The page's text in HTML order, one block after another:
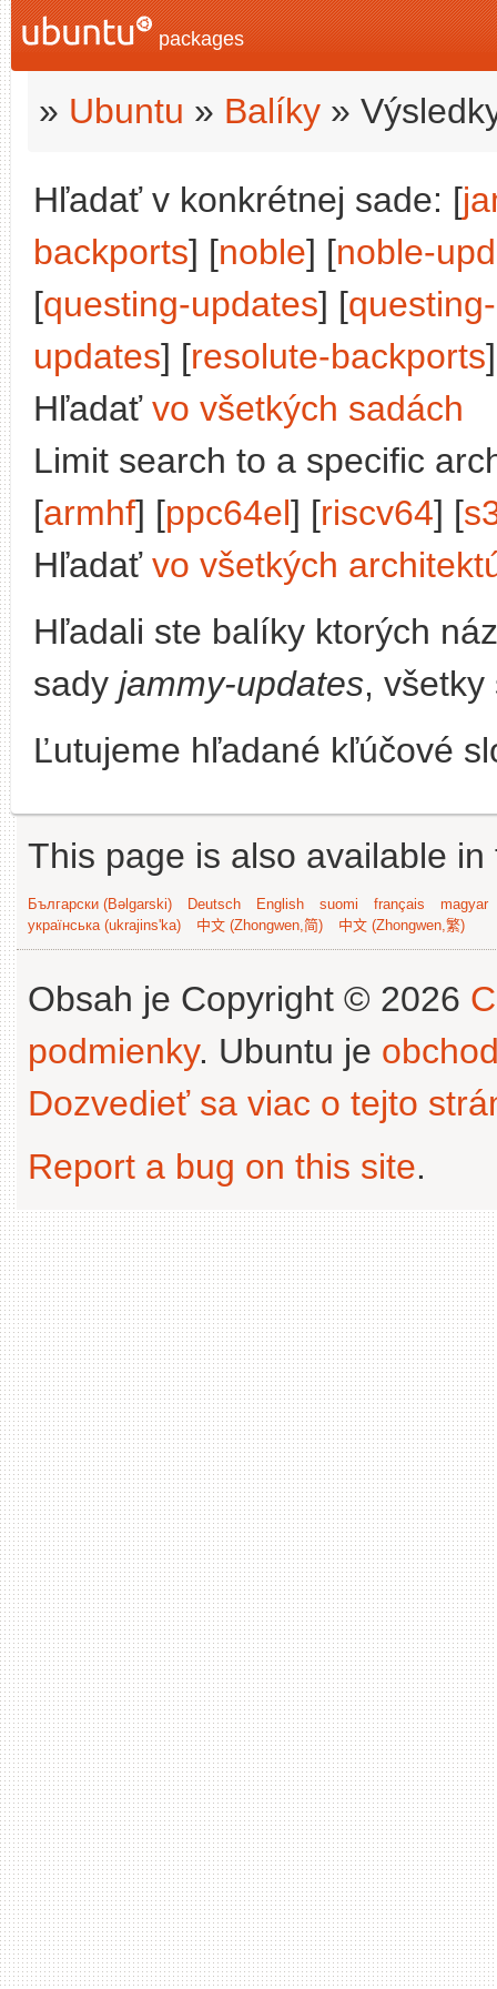
packages
» Ubuntu » Balíky »
Hľadať v konkrétnej sade: [
backports] [noble] [noble-
[questing-updates] [
updates] [resolute-backports
Hľadať vo všetkých sadách
Limit search to a specific
[armhf] [ppc64el] [riscv64] [
Hľadať vo všetkých
Hľadali ste balíky ktorých
sady jammy-updates,
Ľutujeme hľadané kľúčové
This page is also available
Български (Bəlgarski) Deutsch English suomi français
magyar
українська (ukrajins'ka)
中文 (Zhongwen,简) 中文 (Zhongwen,繁)
Obsah je Copyright © 2026
podmienky. Ubuntu je
Dozvedieť sa viac o tejto
Report a bug on this site.